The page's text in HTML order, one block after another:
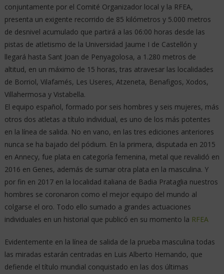
conjuntamente por el Comité Organizador local y la RFEA,
presenta un exigente recorrido de 85 kilómetros y 5.000 metros
de desnivel acumulado que partirá a las 06:00 horas desde las
pistas de atletismo de la Universidad Jaume I de Castellón y
llegará hasta Sant Joan de Penyagolosa, a 1.280 metros de
altitud, en un máximo de 15 horas, tras atravesar las localidades
de Borriol, Vilafamés, Les Useres, Atzeneta, Benafigos, Xodos,
Villahermosa y Vistabella.
El equipo español, formado por seis hombres y seis mujeres, más
otros dos atletas a título individual, es uno de los más potentes
en la línea de salida. No en vano, en las tres ediciones anteriores
nunca se ha bajado del pódium. En la primera, disputada en 2015
en Annecy, fue plata en categoría femenina, metal que revalidó en
2016 en Genes, además de sumar otra plata en la masculina. Y
por fin en 2017 en la localidad italiana de Badia Prataglia nuestros
hombres se coronaron como el mejor equipo del mundo al
colgarse el oro. Todo ello sumado a grandes actuaciones
individuales en un historial que publicó en su momento la RFEA
Evidentemente en la línea de salida de la prueba masculina todas
las miradas estarán centradas en Luis Alberto Hernando, que
defiende el título mundial conquistado en las dos últimas